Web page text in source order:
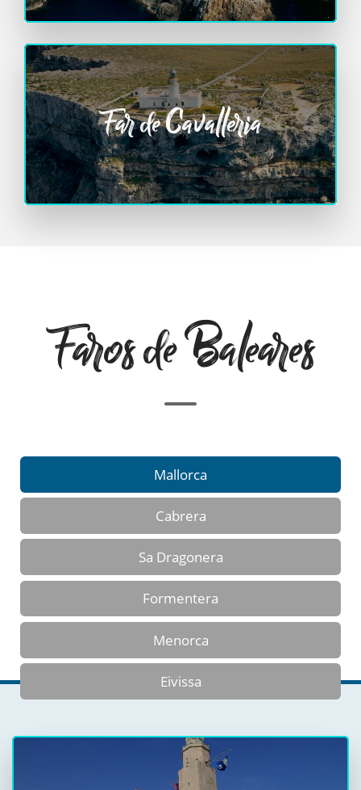
Far de Cavalleria
Faros de Baleares
Mallorca
Cabrera
Sa Dragonera
Formentera
Menorca
Eivissa